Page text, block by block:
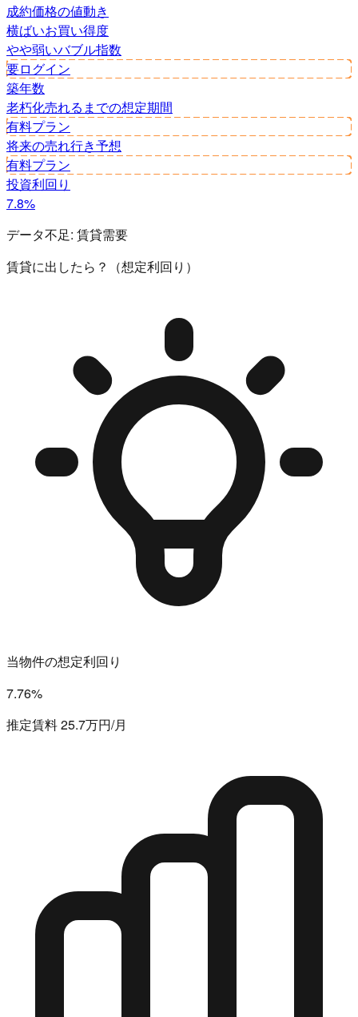
成約価格の値動き
横ばいお買い得度
やや弱いバブル指数
要ログイン
築年数
老朽化売れるまでの想定期間
有料プラン
将来の売れ行き予想
有料プラン
投資利回り
7.8%
データ不足: 賃貸需要
賃貸に出したら？（想定利回り）
当物件の想定利回り
7.76%
推定賃料 25.7万円/月